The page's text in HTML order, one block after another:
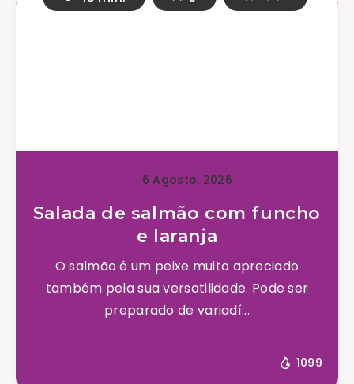
6 Agosto, 2026
Salada de salmão com funcho
e laranja
O salmão é um peixe muito apreciado
também pela sua versatilidade. Pode ser
preparado de variadí...
1099